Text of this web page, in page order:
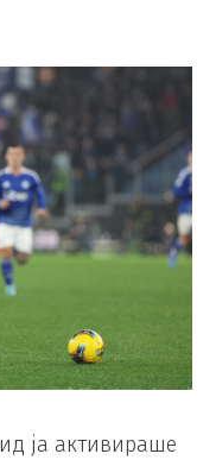
ја активираше